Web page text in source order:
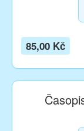
85,00 Kč